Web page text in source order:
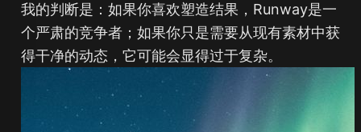
我的判断是：如果你喜欢塑造结果，Runway是一
个严肃的竞争者；如果你只是需要从现有素材中获
得干净的动态，它可能会显得过于复杂。